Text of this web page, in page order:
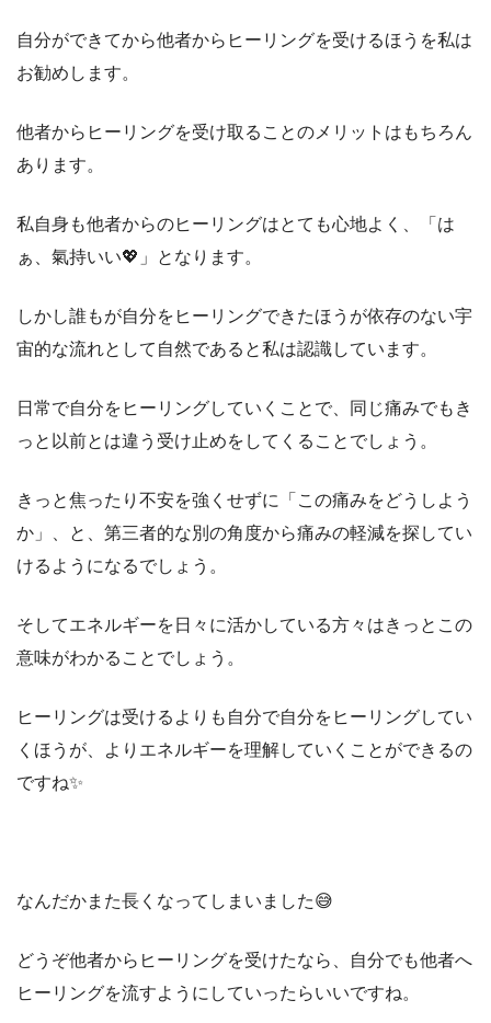
自分ができてから他者からヒーリングを受けるほうを私は
お勧めします。
他者からヒーリングを受け取ることのメリットはもちろん
あります。
私自身も他者からのヒーリングはとても心地よく、「は
ぁ、氣持いい💖」となります。
しかし誰もが自分をヒーリングできたほうが依存のない宇
宙的な流れとして自然であると私は認識しています。
日常で自分をヒーリングしていくことで、同じ痛みでもき
っと以前とは違う受け止めをしてくることでしょう。
きっと焦ったり不安を強くせずに「この痛みをどうしよう
か」、と、第三者的な別の角度から痛みの軽減を探してい
けるようになるでしょう。
そしてエネルギーを日々に活かしている方々はきっとこの
意味がわかることでしょう。
ヒーリングは受けるよりも自分で自分をヒーリングしてい
くほうが、よりエネルギーを理解していくことができるの
ですね✨
なんだかまた長くなってしまいました😅
どうぞ他者からヒーリングを受けたなら、自分でも他者へ
ヒーリングを流すようにしていったらいいですね。